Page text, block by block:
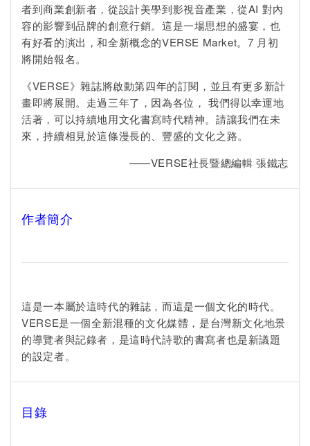
者到商業創新者，從設計美學到影視音產業，從AI 對內
容的影響到品牌的創意行銷。這是一場思想的盛宴，也
有好看的演出，和全新概念的VERSE Market。7 月初
將開始報名。
《VERSE》雜誌將啟動第四年的訂閱，並且有更多新計
畫即將展開。走過三年了，因為各位， 我們得以幸運地
活著，可以持續地用文化書寫時代精神。請讓我們在未
來，持續相見於這條漫長的、豐盛的文化之路。
——VERSE社長暨總編輯 張鐵志
作者簡介
這是一本屬於這時代的雜誌，而這是一個文化的時代。
VERSE是一個全新混種的文化媒體，是台灣新文化地景
的導覽者與記錄者，是這時代詩歌的書寫者也是新議題
的設定者。
目錄